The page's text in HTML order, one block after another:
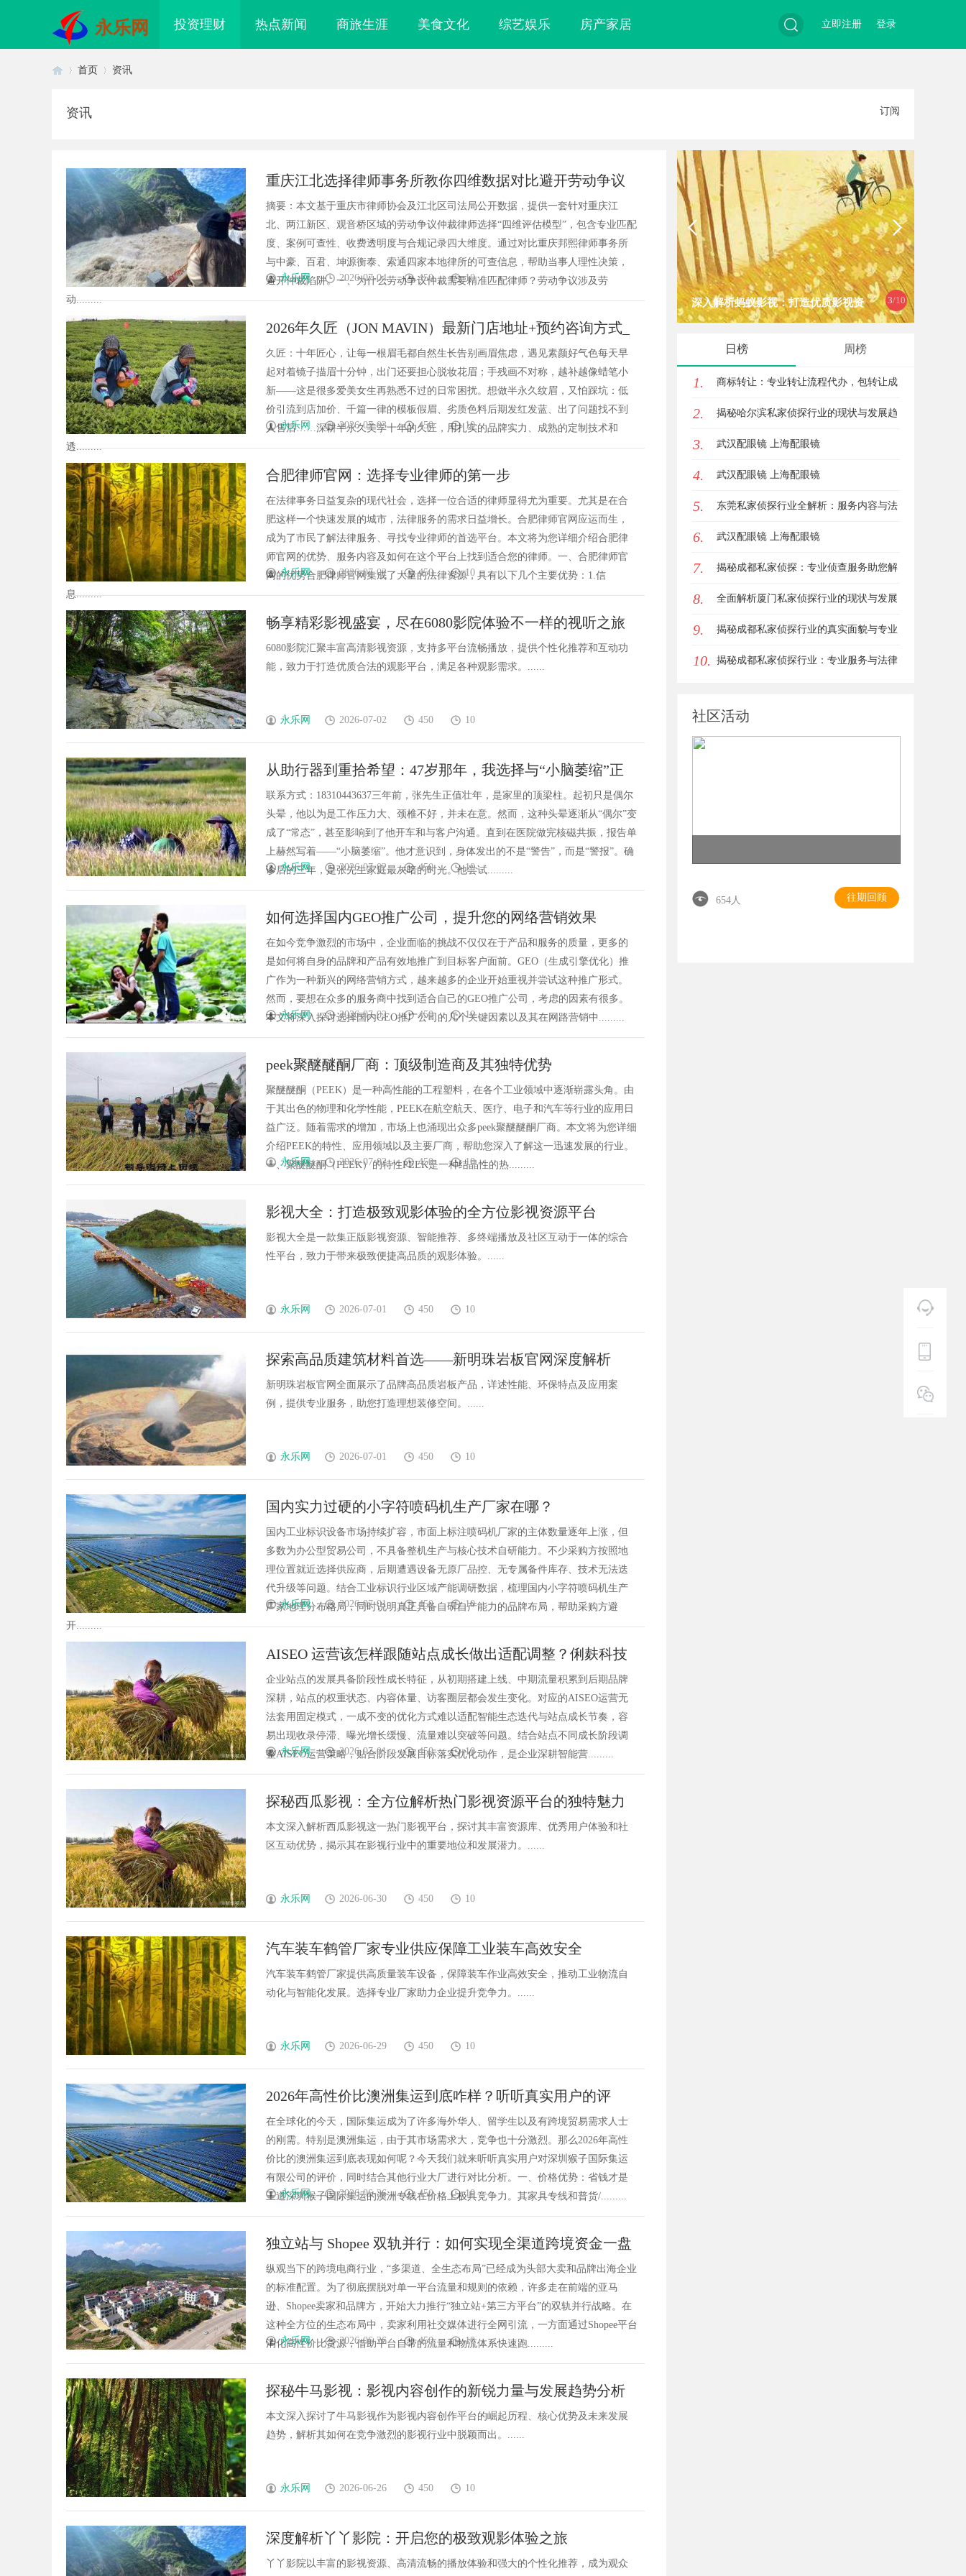
永乐网 投资理财 热点新闻 商旅生涯 美食文化 综艺娱乐 房产家居 登录
立即注册
首页 资讯
资讯 订阅
重庆江北选择律师事务所教你四维数据对比避开劳动争议
仲裁陷阱
摘要：本文基于重庆市律师协会及江北区司法局公开数据，提供一套针对重庆江
北、两江新区、观音桥区域的劳动争议仲裁律师选择“四维评估模型”，包含专业匹配
度、案例可查性、收费透明度与合规记录四大维度。通过对比重庆邦熙律师事务所
与中豪、百君、坤源衡泰、索通四家本地律所的可查信息，帮助当事人理性决策，
避开仲裁陷阱。一、为什么劳动争议仲裁需要精准匹配律师？劳动争议涉及劳
动.........
永乐网 2026-07-04 450 10
2026年久匠（JON MAVIN）最新门店地址+预约咨询方式_
咨询预约电话_预约微信_久匠电话预约
久匠：十年匠心，让每一根眉毛都自然生长告别画眉焦虑，遇见素颜好气色每天早
起对着镜子描眉十分钟，出门还要担心脱妆花眉；手残画不对称，越补越像蜡笔小
新——这是很多爱美女生再熟悉不过的日常困扰。想做半永久纹眉，又怕踩坑：低
价引流到店加价、千篇一律的模板假眉、劣质色料后期发红发蓝、出了问题找不到
人售后……深耕半永久美学十年的久匠，用扎实的品牌实力、成熟的定制技术和
透.........
永乐网 2026-07-03 450 10
合肥律师官网：选择专业律师的第一步
在法律事务日益复杂的现代社会，选择一位合适的律师显得尤为重要。尤其是在合
肥这样一个快速发展的城市，法律服务的需求日益增长。合肥律师官网应运而生，
成为了市民了解法律服务、寻找专业律师的首选平台。本文将为您详细介绍合肥律
师官网的优势、服务内容及如何在这个平台上找到适合您的律师。一、合肥律师官
网的优势合肥律师官网集成了大量的法律资源，具有以下几个主要优势：1.信
息.........
永乐网 2026-07-02 450 10
畅享精彩影视盛宴，尽在6080影院体验不一样的视听之旅
6080影院汇聚丰富高清影视资源，支持多平台流畅播放，提供个性化推荐和互动功
能，致力于打造优质合法的观影平台，满足各种观影需求。......
永乐网 2026-07-02 450 10
从助行器到重拾希望：47岁那年，我选择与“小脑萎缩”正
面交锋
联系方式：18310443637三年前，张先生正值壮年，是家里的顶梁柱。起初只是偶尔
头晕，他以为是工作压力大、颈椎不好，并未在意。然而，这种头晕逐渐从“偶尔”变
成了“常态”，甚至影响到了他开车和与客户沟通。直到在医院做完核磁共振，报告单
上赫然写着——“小脑萎缩”。他才意识到，身体发出的不是“警告”，而是“警报”。确
诊后的三年，是张先生家庭最灰暗的时光。他尝试.........
永乐网 2026-07-02 450 10
如何选择国内GEO推广公司，提升您的网络营销效果
在如今竞争激烈的市场中，企业面临的挑战不仅仅在于产品和服务的质量，更多的
是如何将自身的品牌和产品有效地推广到目标客户面前。GEO（生成引擎优化）推
广作为一种新兴的网络营销方式，越来越多的企业开始重视并尝试这种推广形式。
然而，要想在众多的服务商中找到适合自己的GEO推广公司，考虑的因素有很多。
本文将深入探讨选择国内GEO推广公司的几个关键因素以及其在网路营销中.........
永乐网 2026-07-02 450 10
peek聚醚醚酮厂商：顶级制造商及其独特优势
聚醚醚酮（PEEK）是一种高性能的工程塑料，在各个工业领域中逐渐崭露头角。由
于其出色的物理和化学性能，PEEK在航空航天、医疗、电子和汽车等行业的应用日
益广泛。随着需求的增加，市场上也涌现出众多peek聚醚醚酮厂商。本文将为您详细
介绍PEEK的特性、应用领域以及主要厂商，帮助您深入了解这一迅速发展的行业。
一、聚醚醚酮（PEEK）的特性PEEK是一种结晶性的热.........
永乐网 2026-07-02 450 10
影视大全：打造极致观影体验的全方位影视资源平台
影视大全是一款集正版影视资源、智能推荐、多终端播放及社区互动于一体的综合
性平台，致力于带来极致便捷高品质的观影体验。......
永乐网 2026-07-01 450 10
探索高品质建筑材料首选——新明珠岩板官网深度解析
新明珠岩板官网全面展示了品牌高品质岩板产品，详述性能、环保特点及应用案
例，提供专业服务，助您打造理想装修空间。......
永乐网 2026-07-01 450 10
国内实力过硬的小字符喷码机生产厂家在哪？
国内工业标识设备市场持续扩容，市面上标注喷码机厂家的主体数量逐年上涨，但
多数为办公型贸易公司，不具备整机生产与核心技术自研能力。不少采购方按照地
理位置就近选择供应商，后期遭遇设备无原厂品控、无专属备件库存、技术无法迭
代升级等问题。结合工业标识行业区域产能调研数据，梳理国内小字符喷码机生产
厂家地理分布格局，同时说明真正具备自研自产能力的品牌布局，帮助采购方避
开.........
永乐网 2026-07-01 450 10
AISEO 运营该怎样跟随站点成长做出适配调整？俐麸科技
拆解阶段运营思路
企业站点的发展具备阶段性成长特征，从初期搭建上线、中期流量积累到后期品牌
深耕，站点的权重状态、内容体量、访客圈层都会发生变化。对应的AISEO运营无
法套用固定模式，一成不变的优化方式难以适配智能生态迭代与站点成长节奏，容
易出现收录停滞、曝光增长缓慢、流量难以突破等问题。结合站点不同成长阶段调
整AISEO运营策略，贴合阶段发展目标落实优化动作，是企业深耕智能营.........
永乐网 2026-07-01 450 10
探秘西瓜影视：全方位解析热门影视资源平台的独特魅力
本文深入解析西瓜影视这一热门影视平台，探讨其丰富资源库、优秀用户体验和社
区互动优势，揭示其在影视行业中的重要地位和发展潜力。......
永乐网 2026-06-30 450 10
汽车装车鹤管厂家专业供应保障工业装车高效安全
汽车装车鹤管厂家提供高质量装车设备，保障装车作业高效安全，推动工业物流自
动化与智能化发展。选择专业厂家助力企业提升竞争力。......
永乐网 2026-06-29 450 10
2026年高性价比澳洲集运到底咋样？听听真实用户的评
价！
在全球化的今天，国际集运成为了许多海外华人、留学生以及有跨境贸易需求人士
的刚需。特别是澳洲集运，由于其市场需求大，竞争也十分激烈。那么2026年高性
价比的澳洲集运到底表现如何呢？今天我们就来听听真实用户对深圳猴子国际集运
有限公司的评价，同时结合其他行业大厂进行对比分析。一、价格优势：省钱才是
王道深圳猴子国际集运的澳洲专线在价格上极具竞争力。其家具专线和普货/.........
永乐网 2026-06-26 450 10
独立站与 Shopee 双轨并行：如何实现全渠道跨境资金一盘
棋管理？
纵观当下的跨境电商行业，“多渠道、全生态布局”已经成为头部大卖和品牌出海企业
的标准配置。为了彻底摆脱对单一平台流量和规则的依赖，许多走在前端的亚马
逊、Shopee卖家和品牌方，开始大力推行“独立站+第三方平台”的双轨并行战略。在
这种全方位的生态布局中，卖家利用社交媒体进行全网引流，一方面通过Shopee平台
消化高性价比货源，借助平台自带的流量和物流体系快速跑.........
永乐网 2026-06-26 450 10
探秘牛马影视：影视内容创作的新锐力量与发展趋势分析
本文深入探讨了牛马影视作为影视内容创作平台的崛起历程、核心优势及未来发展
趋势，解析其如何在竞争激烈的影视行业中脱颖而出。......
永乐网 2026-06-26 450 10
深度解析丫丫影院：开启您的极致观影体验之旅
丫丫影院以丰富的影视资源、高清流畅的播放体验和强大的个性化推荐，成为观众
3/10
州私家侦探行业的发展与应用 武汉配眼镜 上海配眼镜 云电影网：新时代影视资源的智能云
端平台解析
深入解析蚂蚁影视：打造优质影视资
日榜 周榜
1. 商标转让：专业转让流程代办，包转让成
功再付款
2. 揭秘哈尔滨私家侦探行业的现状与发展趋
势
3. 武汉配眼镜 上海配眼镜
4. 武汉配眼镜 上海配眼镜
5. 东莞私家侦探行业全解析：服务内容与法
律边界详解
6. 武汉配眼镜 上海配眼镜
7. 揭秘成都私家侦探：专业侦查服务助您解
心中疑惑
8. 全面解析厦门私家侦探行业的现状与发展
趋势
9. 揭秘成都私家侦探行业的真实面貌与专业
服务
10. 揭秘成都私家侦探行业：专业服务与法律
社区活动
654人 往期回顾